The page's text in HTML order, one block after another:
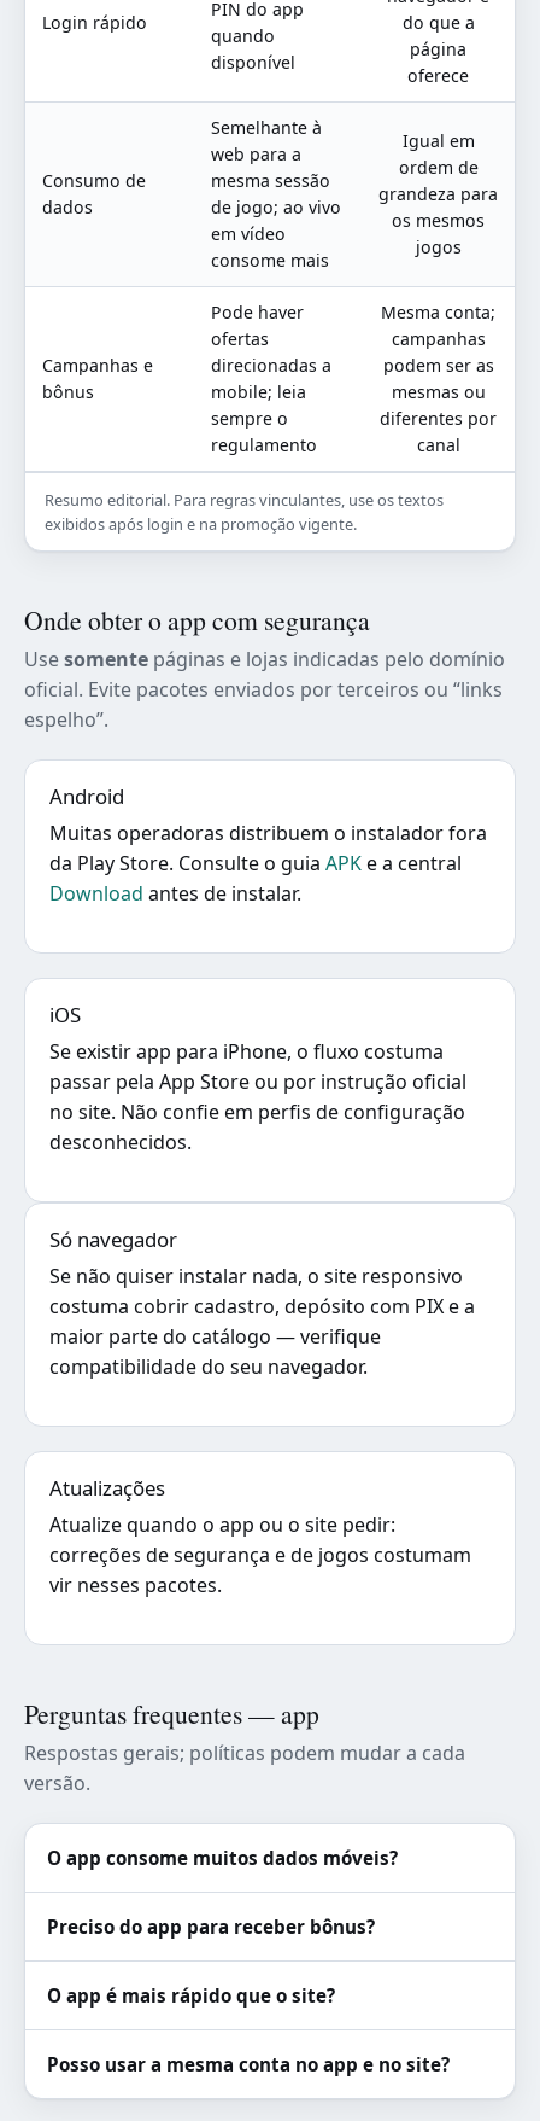
Login rápido
PIN do app
quando
disponível
do que a
página
oferece
Consumo de
dados
Semelhante à
web para a
mesma sessão
de jogo; ao vivo
em vídeo
consome mais
Igual em
ordem de
grandeza para
os mesmos
jogos
Campanhas e
bônus
Pode haver
ofertas
direcionadas a
mobile; leia
sempre o
regulamento
Mesma conta;
campanhas
podem ser as
mesmas ou
diferentes por
canal
Resumo editorial. Para regras vinculantes, use os textos
exibidos após login e na promoção vigente.
Onde obter o app com segurança
Usesomente páginas e lojas indicadas pelo domínio
oficial. Evite pacotes enviados por terceiros ou “links
espelho”.
Android
Muitas operadoras distribuem o instalador fora
da Play Store. Consulte o guia APKe a central
Download antes de instalar.
iOS
Se existir app para iPhone, o fluxo costuma
passar pela App Store ou por instrução oficial
no site. Não confie em perfis de configuração
desconhecidos.
Só navegador
Se não quiser instalar nada, o site responsivo
costuma cobrir cadastro, depósito com PIX e a
maior parte do catálogo — verifique
compatibilidade do seu navegador.
Atualizações
Atualize quando o app ou o site pedir:
correções de segurança e de jogos costumam
vir nesses pacotes.
Perguntas frequentes — app
Respostas gerais; políticas podem mudar a cada
versão.
O app consome muitos dados móveis?
Preciso do app para receber bônus?
O app é mais rápido que o site?
Posso usar a mesma conta no app e no site?